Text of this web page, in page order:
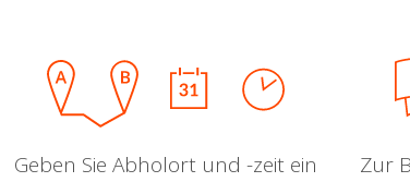
Geben Sie Abholort und -zeit ein
Zur